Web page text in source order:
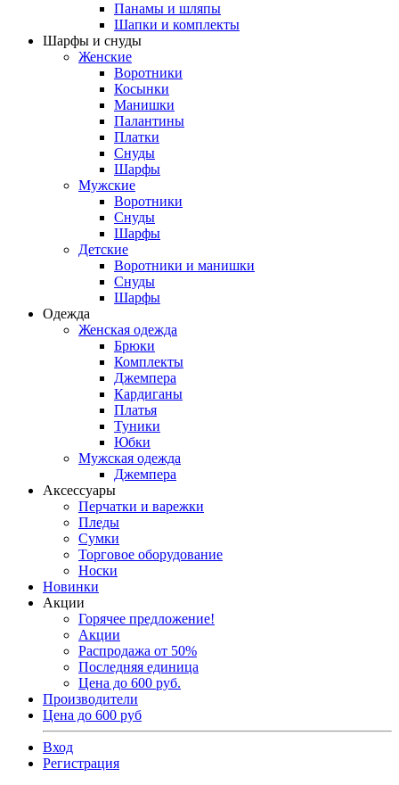
Панамы и шляпы
Шапки и комплекты
Шарфы и снуды
Женские
Воротники
Косынки
Манишки
Палантины
Платки
Снуды
Шарфы
Мужские
Воротники
Снуды
Шарфы
Детские
Воротники и манишки
Снуды
Шарфы
Одежда
Женская одежда
Брюки
Комплекты
Джемпера
Кардиганы
Платья
Туники
Юбки
Мужская одежда
Джемпера
Аксессуары
Перчатки и варежки
Пледы
Сумки
Торговое оборудование
Носки
Новинки
Акции
Горячее предложение!
Акции
Распродажа от 50%
Последняя единица
Цена до 600 руб.
Производители
Цена до 600 руб
Вход
Регистрация